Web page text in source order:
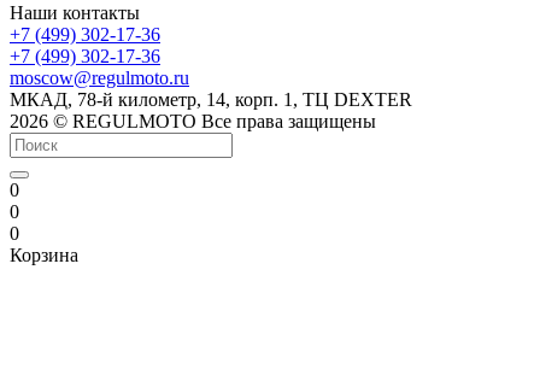
Наши контакты
+7 (499) 302-17-36
+7 (499) 302-17-36
moscow@regulmoto.ru
МКАД, 78-й километр, 14, корп. 1, ТЦ DEXTER
2026 © REGULMOTO Все права защищены
0
0
0
Корзина